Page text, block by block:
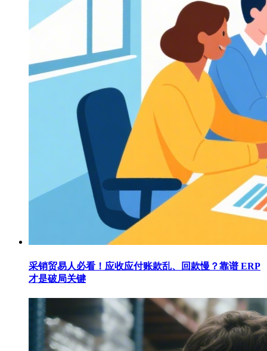
采销贸易人必看！应收应付账款乱、回款慢？靠谱 ERP
才是破局关键